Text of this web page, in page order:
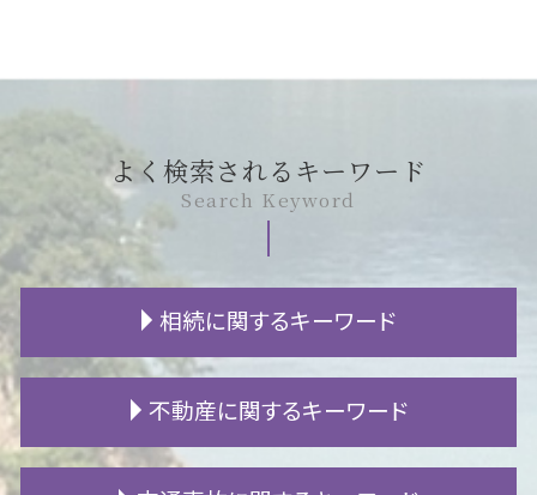
よく検索されるキーワード
Search Keyword
相続に関するキーワード
不動産 相続 登記
遺産分割協議 証明書
不動産に関するキーワード